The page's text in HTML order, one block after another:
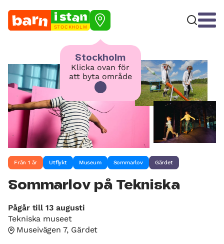
STOCKHOLM
Stockholm
Klicka ovan för
att byta område
Från 1 år Utflykt Museum Sommarlov Gärdet
Sommarlov på Tekniska
Pågår till 13 augusti
Tekniska museet
Museivägen 7, Gärdet